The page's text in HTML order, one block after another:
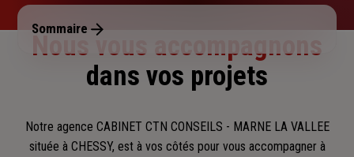
Dimanche : Fermé
Sommaire
Nous vous accompagnons
dans vos projets
Notre agence CABINET CTN CONSEILS - MARNE LA VALLEE
située à CHESSY, est à vos côtés pour vous accompagner à